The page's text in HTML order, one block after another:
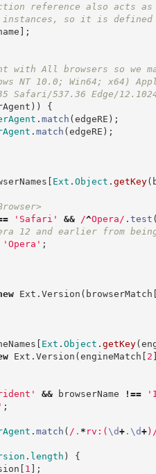
reference also acts as
instances, so it is
] ;
with All browsers so we
NT 10.0; Win64; x64)
Safari/537.36 Edge/
) )
{
. match (edgeRE ) ;
. match (edgeRE ) ;
[ Ext . Object . getKey(
' Safari ' && /^Opera / . test
12 and earlier from
' Opera ' ;
Ext . Version ( browserMatch
[ Ext . Object . getKey(
Ext . Version (engineMatch [ 2
' && browserName !== '
' ;
. match ( / . * rv: ( \d+. \d+)
. length )
{
[ 1 ] ;